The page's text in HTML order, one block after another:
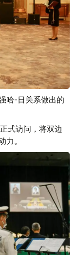
哈-日关系做出的
式访问，将双边
力。